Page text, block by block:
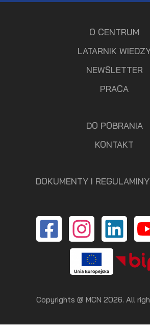
O CENTRUM
LATARNIK
NEWSLETTER
PRACA
DO POBRANIA
KONTAKT
DOKUMENTY I
Copyrights @ MCN 2026. All